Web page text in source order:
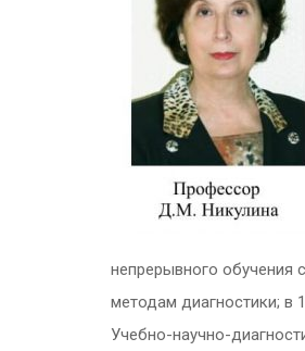
непрерывного обучения
методам диагностики; в
Учебно-научно-